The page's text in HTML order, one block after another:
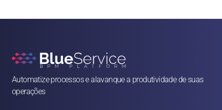
Automatize processos e alavanque a produtividade de suas
operações